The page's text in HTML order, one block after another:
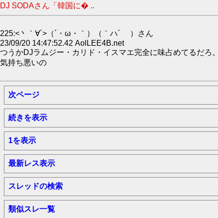
DJ SODAさん「韓国に� ..
225:<丶｀∀´>（´・ω・｀）（｀ハ´ ）さん
23/09/20 14:47:52.42 AolLEE4B.net
つうかDJラムジー・カリド・イスマエ完全に味占めてるだろ
気持ち悪いの
次ページ
続きを表示
1を表示
最新レス表示
スレッドの検索
類似スレ一覧